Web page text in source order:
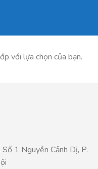
với lựa chọn của bạn.
1 Nguyễn Cảnh Dị, P.